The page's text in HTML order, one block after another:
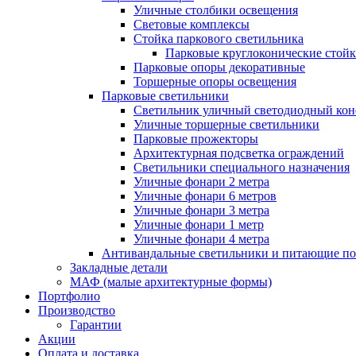
Уличные столбики освещения
Световые комплексы
Стойка паркового светильника
Парковые круглоконические
Парковые опоры декоративные
Торшерные опоры освещения
Парковые светильники
Светильник уличный светодиодный
Уличные торшерные светильники
Парковые прожекторы
Архитектурная подсветка ограждений
Светильники специального назначения
Уличные фонари 2 метра
Уличные фонари 6 метров
Уличные фонари 3 метра
Уличные фонари 1 метр
Уличные фонари 4 метра
Антивандальные светильники и питающие
Закладные детали
МАФ (малые архитектурные формы)
Портфолио
Производство
Гарантии
Акции
Оплата и доставка